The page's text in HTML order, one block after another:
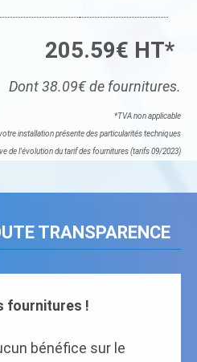
205.59€ HT*
Dont 38.09€ de fournitures.
*TVA non applicable
installation présente des particularités techniques
de l'évolution du tarif des fournitures (tarifs 09/2023)
TRANSPARENCE
fournitures !
bénéfice sur le